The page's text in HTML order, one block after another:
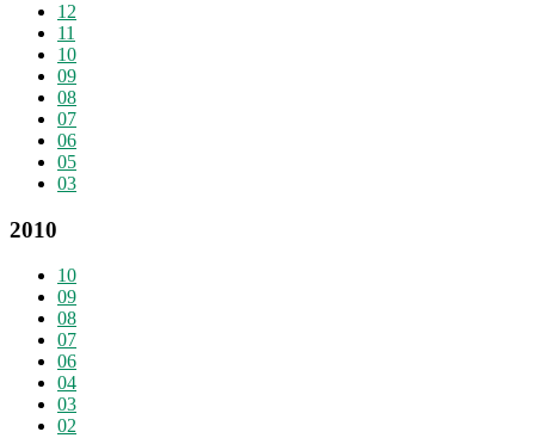
12
11
10
09
08
07
06
05
03
2010
10
09
08
07
06
04
03
02